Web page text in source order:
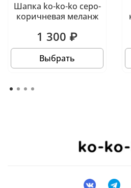
Шапка ko-ko-ko серо-
коричневая меланж
1 300 ₽
Выбрать